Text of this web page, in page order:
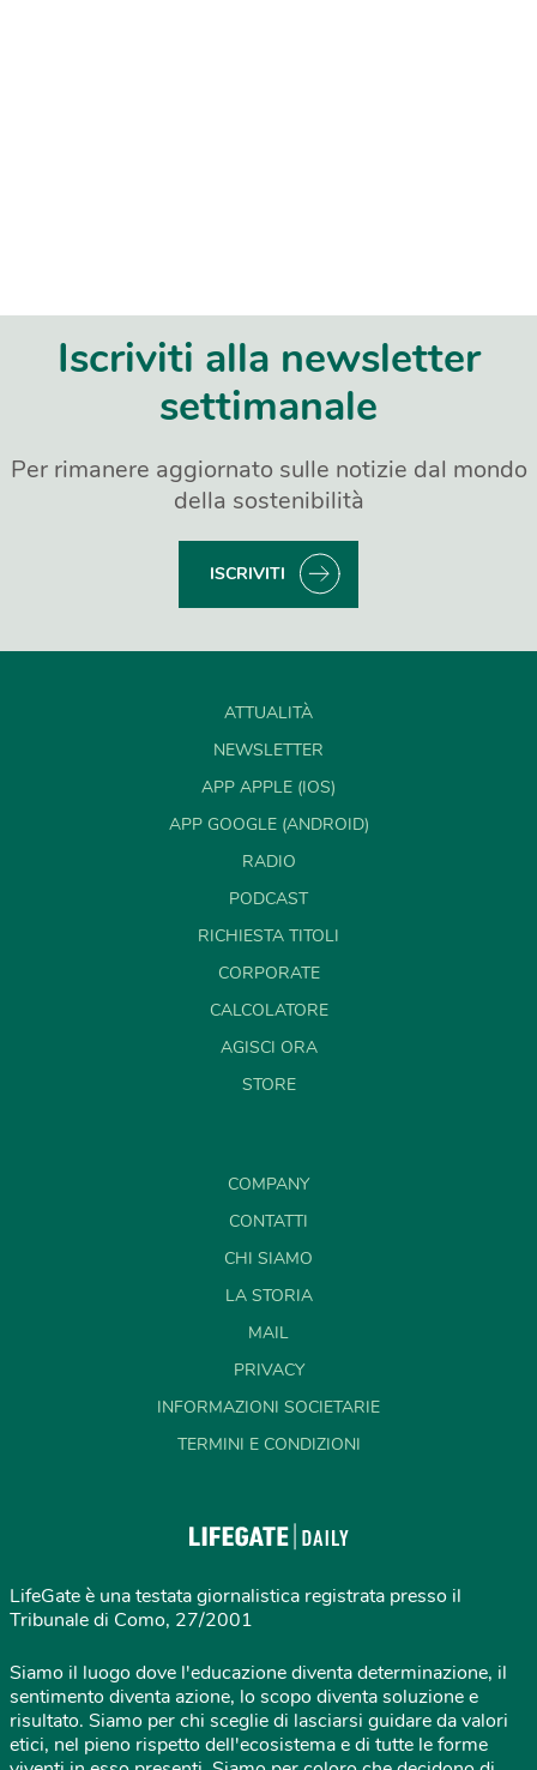
Iscriviti alla newsletter
settimanale
Per rimanere aggiornato sulle notizie dal mondo
della sostenibilità
ISCRIVITI
ATTUALITÀ
NEWSLETTER
APP APPLE (IOS)
APP GOOGLE (ANDROID)
RADIO
PODCAST
RICHIESTA TITOLI
CORPORATE
CALCOLATORE
AGISCI ORA
STORE
COMPANY
CONTATTI
CHI SIAMO
LA STORIA
MAIL
PRIVACY
INFORMAZIONI SOCIETARIE
TERMINI E CONDIZIONI
LifeGate è una testata giornalistica registrata presso il
Tribunale di Como, 27/2001
Siamo il luogo dove l'educazione diventa determinazione, il
sentimento diventa azione, lo scopo diventa soluzione e
risultato. Siamo per chi sceglie di lasciarsi guidare da valori
etici, nel pieno rispetto dell'ecosistema e di tutte le forme